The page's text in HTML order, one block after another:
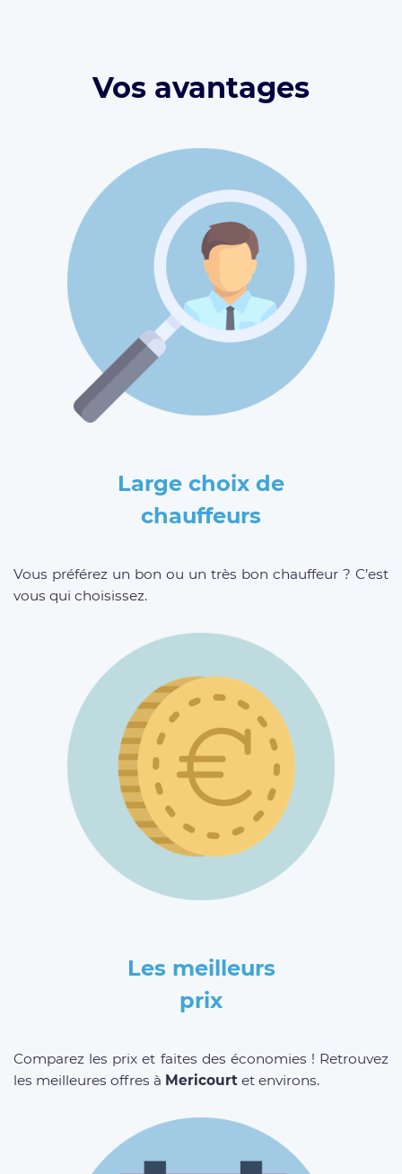
Vos avantages
Large choix de
chauffeurs
Vous préférez un bon ou un très bon chauffeur ? C’est
vous qui choisissez.
Les meilleurs
prix
Comparez les prix et faites des économies ! Retrouvez
les meilleures offres à Mericourt et environs.